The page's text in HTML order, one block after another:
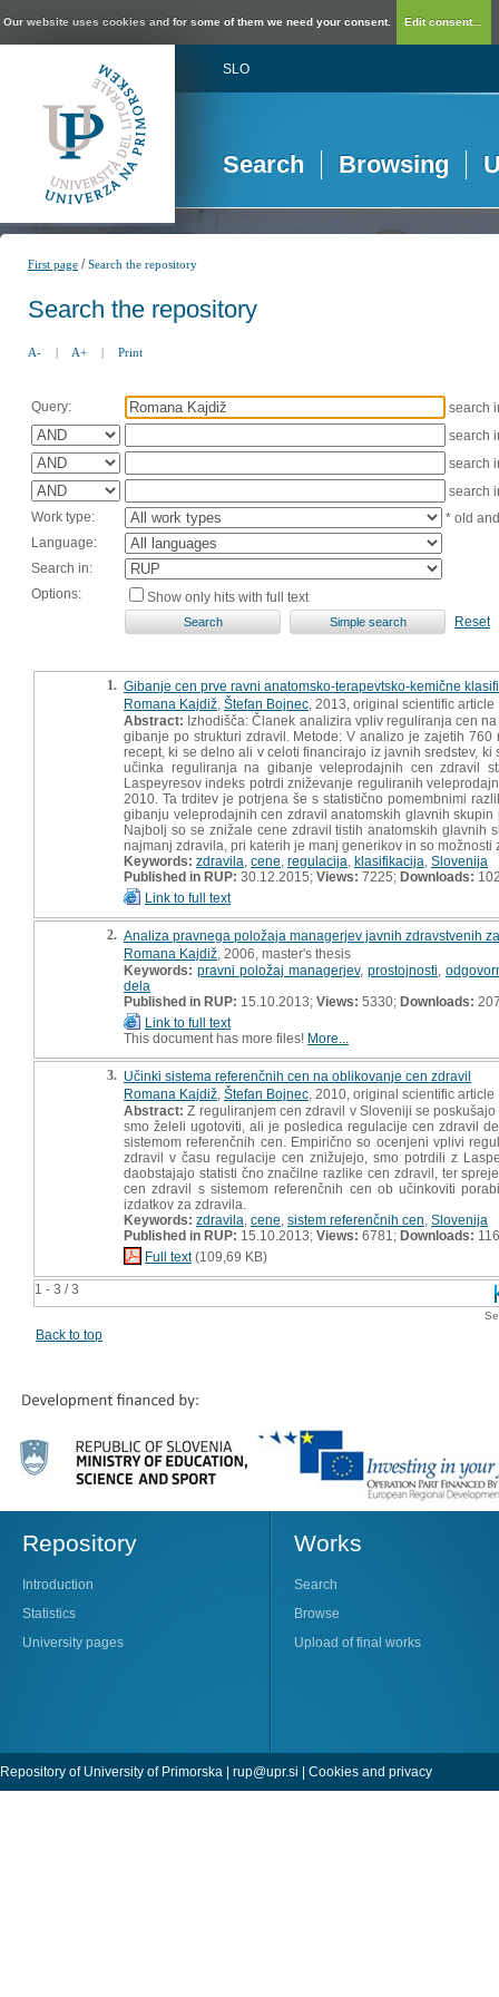
Our website uses cookies and for some of them we need your consent. Edit consent...
SLO
Search Browsing
First page /Search the repository
Search the repository
A- | A+ | Print
Query:
search
search
search
search
Work type:
* old
Language:
Search in:
Options:
Show only hits with full text
Reset
1 - 3 / 3
1. Gibanje cen prve ravni anatomsko-terapevtsko-kemične
Romana Kajdiž Štefan Bojnec , 2013, original scientific article
Abstract: Izhodišča: Članek analizira vpliv reguliranja cen
gibanje po strukturi zdravil. Metode: V analizo je zajetih
recept, ki se delno ali v celoti financirajo iz javnih sredstev,
učinka reguliranja na gibanje veleprodajnih cen zdravil
Laspeyresov indeks potrdi zniževanje reguliranih
2010. Ta trditev je potrjena še s statistično pomembnimi
gibanju veleprodajnih cen zdravil anatomskih glavnih
Najbolj so se znižale cene zdravil tistih anatomskih glavnih
najmanj zdravila, pri katerih je manj generikov in so
Keywords: zdravila cene regulacija klasifikacija Slovenija
Published in RUP: 30.12.2015; Views: 7225; Downloads:
Link to full text
2. Analiza pravnega položaja managerjev javnih zdravstvenih
Romana Kajdiž , 2006, master's thesis
Keywords: pravni položaj managerjev, prostojnosti
dela
Published in RUP: 15.10.2013; Views: 5330; Downloads:
Link to full text
This document has more files! More...
3. Učinki sistema referenčnih cen na oblikovanje cen zdravil
Romana Kajdiž Štefan Bojnec , 2010, original scientific article
Abstract: Z reguliranjem cen zdravil v Sloveniji se
smo želeli ugotoviti, ali je posledica regulacije cen zdravil
sistemom referenčnih cen. Empirično so ocenjeni vplivi
zdravil v času regulacije cen znižujejo, smo potrdili z
daobstajajo statisti čno značilne razlike cen zdravil, ter
cen zdravil s sistemom referenčnih cen ob učinkoviti
izdatkov za zdravila.
Keywords: zdravila cene sistem referenčnih cen Slovenija
Published in RUP: 15.10.2013; Views: 6781; Downloads: 116
Full text(109,69 KB)
Back to top
Repository
Introduction
Statistics
University pages
Works
Search
Browse
Upload of final works
Repository of University of Primorska | rup@upr.si | Cookies and privacy